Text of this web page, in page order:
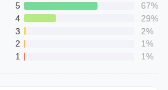
5
67%
4
29%
3
2%
2
1%
1
1%